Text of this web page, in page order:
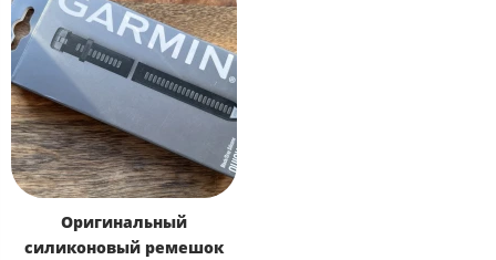
Оригинальный
силиконовый ремешок